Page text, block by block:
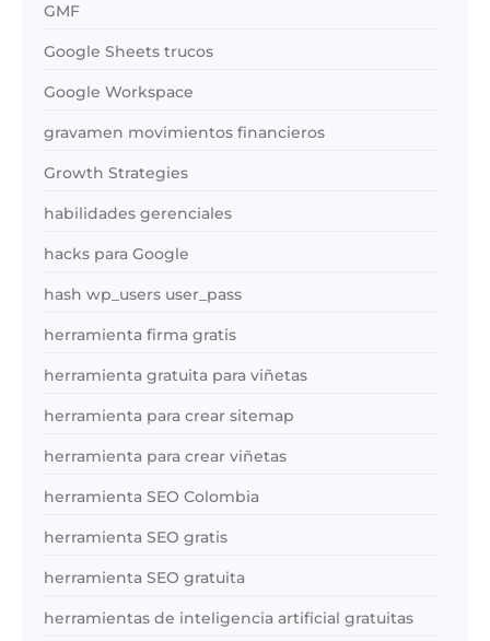
GMF
Google Sheets trucos
Google Workspace
gravamen movimientos financieros
Growth Strategies
habilidades gerenciales
hacks para Google
hash wp_users user_pass
herramienta firma gratis
herramienta gratuita para viñetas
herramienta para crear sitemap
herramienta para crear viñetas
herramienta SEO Colombia
herramienta SEO gratis
herramienta SEO gratuita
herramientas de inteligencia artificial gratuitas